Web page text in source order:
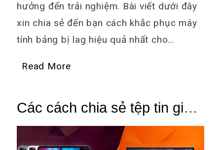
hưởng đến trải nghiệm. Bài viết dưới đây
xin chia sẻ đến bạn cách khắc phục máy
tính bảng bị lag hiệu quả nhất cho…
Read More
Các cách chia sẻ tệp tin giữa
máy tính bảng và máy tính
phổ biến